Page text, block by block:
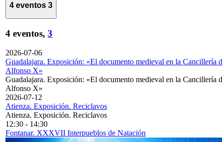
4 eventos 3
4 eventos, 3
2026-07-06
Guadalajara. Exposición: «El documento medieval en la Cancillería
Alfonso X»
Guadalajara. Exposición: «El documento medieval en la Cancillería
Alfonso X»
2026-07-12
Atienza. Exposición. Reciclavos
Atienza. Exposición. Reciclavos
12:30 - 14:30
Fontanar. XXXVII Interpueblos de Natación